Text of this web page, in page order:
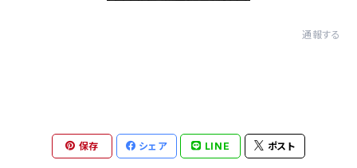
通報する
保存 シェア LINE ポスト